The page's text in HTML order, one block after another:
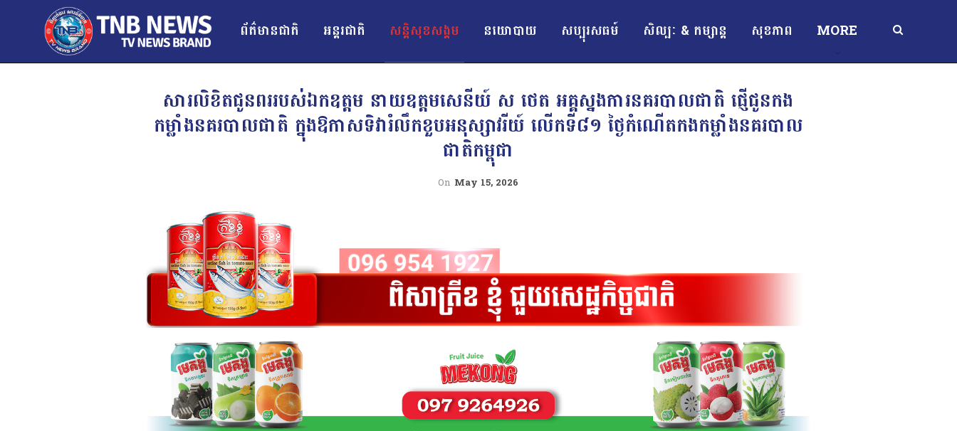
ព័ត៌មានជាតិ អន្ដរជាតិ សន្តិសុខសង្គម នយោបាយ សប្បុរសធម៍ សិល្បៈ & កម្សាន្ត សុខភាព MORE
សារលិខិតជូនពររបស់ឯកឧត្តម នាយឧត្តមសេនីយ៍ ស ថេត អគ្គស្នងការនគរបាលជាតិ ផ្ញើជូនកង
កម្លាំងនគរបាលជាតិ ក្នុងឱកាសទិវារំលឹកខួបអនុស្សាវរីយ៍ លើកទី៨១ ថ្ងៃកំណើតកងកម្លាំងនគរបាល
ជាតិកម្ពុជា
On May 15, 2026